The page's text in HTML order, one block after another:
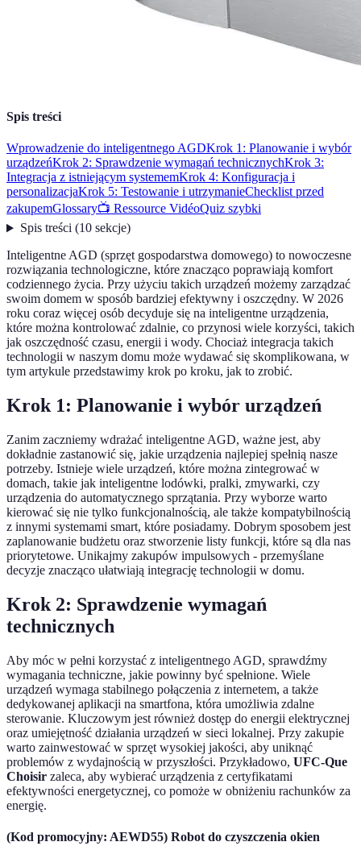
Spis treści
Wprowadzenie do inteligentnego AGDKrok 1: Planowanie i wybór
urządzeńKrok 2: Sprawdzenie wymagań technicznychKrok 3:
Integracja z istniejącym systememKrok 4: Konfiguracja i
personalizacjaKrok 5: Testowanie i utrzymanieChecklist przed
zakupemGlossary📺 Ressource VidéoQuiz szybki
Spis treści(10 sekcje)
Inteligentne AGD (sprzęt gospodarstwa domowego) to nowoczesne
rozwiązania technologiczne, które znacząco poprawiają komfort
codziennego życia. Przy użyciu takich urządzeń możemy zarządzać
swoim domem w sposób bardziej efektywny i oszczędny. W 2026
roku coraz więcej osób decyduje się na inteligentne urządzenia,
które można kontrolować zdalnie, co przynosi wiele korzyści, takich
jak oszczędność czasu, energii i wody. Chociaż integracja takich
technologii w naszym domu może wydawać się skomplikowana, w
tym artykule przedstawimy krok po kroku, jak to zrobić.
Krok 1: Planowanie i wybór urządzeń
Zanim zaczniemy wdrażać inteligentne AGD, ważne jest, aby
dokładnie zastanowić się, jakie urządzenia najlepiej spełnią nasze
potrzeby. Istnieje wiele urządzeń, które można zintegrować w
domach, takie jak inteligentne lodówki, pralki, zmywarki, czy
urządzenia do automatycznego sprzątania. Przy wyborze warto
kierować się nie tylko funkcjonalnością, ale także kompatybilnością
z innymi systemami smart, które posiadamy. Dobrym sposobem jest
zaplanowanie budżetu oraz stworzenie listy funkcji, które są dla nas
priorytetowe. Unikajmy zakupów impulsowych - przemyślane
decyzje znacząco ułatwiają integrację technologii w domu.
Krok 2: Sprawdzenie wymagań
technicznych
Aby móc w pełni korzystać z inteligentnego AGD, sprawdźmy
wymagania techniczne, jakie powinny być spełnione. Wiele
urządzeń wymaga stabilnego połączenia z internetem, a także
dedykowanej aplikacji na smartfona, która umożliwia zdalne
sterowanie. Kluczowym jest również dostęp do energii elektrycznej
oraz umiejętność działania urządzeń w sieci lokalnej. Przy zakupie
warto zainwestować w sprzęt wysokiej jakości, aby uniknąć
problemów z wydajnością w przyszłości. Przykładowo, UFC-Que
Choisir zaleca, aby wybierać urządzenia z certyfikatami
efektywności energetycznej, co pomoże w obniżeniu rachunków za
energię.
(Kod promocyjny: AEWD55) Robot do czyszczenia okien